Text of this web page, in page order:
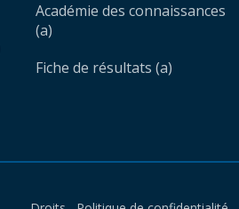
Académie des connaissances
(a)
Fiche de résultats (a)